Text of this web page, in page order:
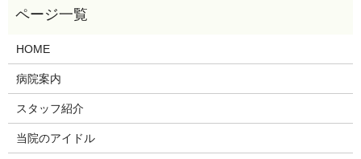
HOME
病院案内
スタッフ紹介
当院のアイドル